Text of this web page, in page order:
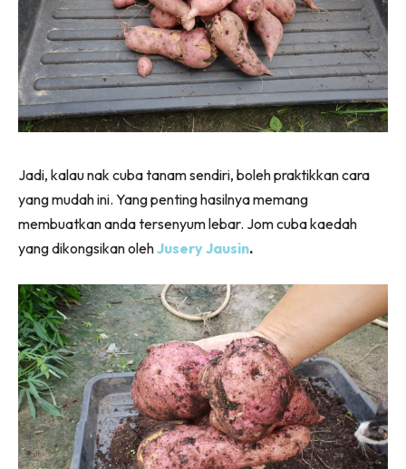
Jadi, kalau nak cuba tanam sendiri, boleh praktikkan cara
yang mudah ini. Yang penting hasilnya memang
membuatkan anda tersenyum lebar. Jom cuba kaedah
yang dikongsikan olehJusery Jausin.